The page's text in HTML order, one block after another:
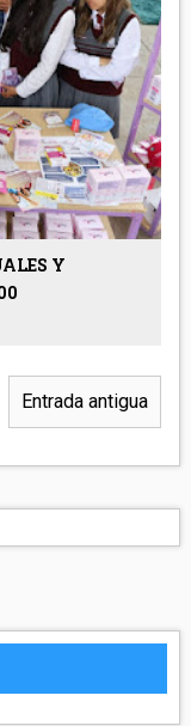
Y
Entrada antigua